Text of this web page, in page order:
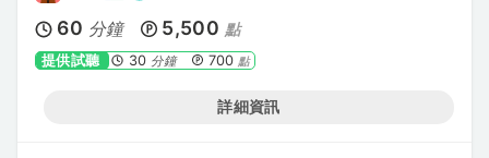
60 分鐘 5,500 點
提供試聽 30 分鐘 700 點
詳細資訊